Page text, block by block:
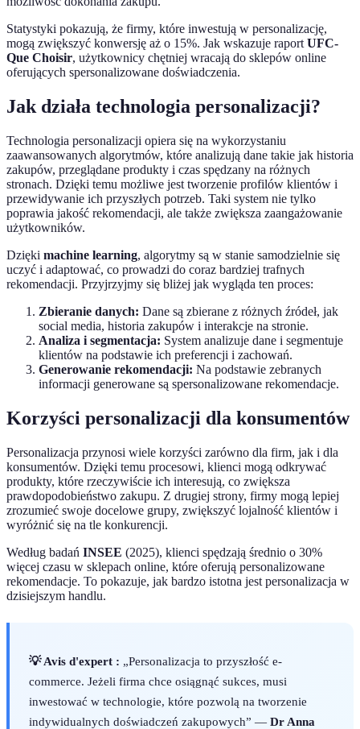
Statystyki pokazują, że firmy, które inwestują w personalizację,
mogą zwiększyć konwersję aż o 15%. Jak wskazuje raport UFC-
Que Choisir, użytkownicy chętniej wracają do sklepów online
oferujących spersonalizowane doświadczenia.
Jak działa technologia personalizacji?
Technologia personalizacji opiera się na wykorzystaniu
zaawansowanych algorytmów, które analizują dane takie jak historia
zakupów, przeglądane produkty i czas spędzany na różnych
stronach. Dzięki temu możliwe jest tworzenie profilów klientów i
przewidywanie ich przyszłych potrzeb. Taki system nie tylko
poprawia jakość rekomendacji, ale także zwiększa zaangażowanie
użytkowników.
Dzięki machine learning, algorytmy są w stanie samodzielnie się
uczyć i adaptować, co prowadzi do coraz bardziej trafnych
rekomendacji. Przyjrzyjmy się bliżej jak wygląda ten proces:
Zbieranie danych: Dane są zbierane z różnych źródeł, jak
social media, historia zakupów i interakcje na stronie.
Analiza i segmentacja: System analizuje dane i segmentuje
klientów na podstawie ich preferencji i zachowań.
Generowanie rekomendacji: Na podstawie zebranych
informacji generowane są spersonalizowane rekomendacje.
Korzyści personalizacji dla konsumentów
Personalizacja przynosi wiele korzyści zarówno dla firm, jak i dla
konsumentów. Dzięki temu procesowi, klienci mogą odkrywać
produkty, które rzeczywiście ich interesują, co zwiększa
prawdopodobieństwo zakupu. Z drugiej strony, firmy mogą lepiej
zrozumieć swoje docelowe grupy, zwiększyć lojalność klientów i
wyróżnić się na tle konkurencji.
Według badań INSEE (2025), klienci spędzają średnio o 30%
więcej czasu w sklepach online, które oferują personalizowane
rekomendacje. To pokazuje, jak bardzo istotna jest personalizacja w
dzisiejszym handlu.
💡 Avis d'expert : „Personalizacja to przyszłość e-
commerce. Jeżeli firma chce osiągnąć sukces, musi
inwestować w technologie, które pozwolą na tworzenie
indywidualnych doświadczeń zakupowych” — Dr Anna